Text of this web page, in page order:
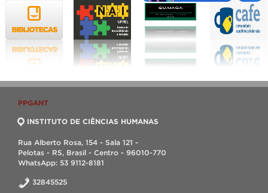
PPGANT
INSTITUTO DE CIÊNCIAS HUMANAS
Rua Alberto Rosa, 154 - Sala 121 -
Pelotas - RS, Brasil - Centro - 96010-770
WhatsApp: 53 9112-8181
32845525